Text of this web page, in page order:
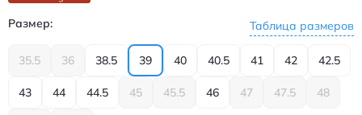
Размер: Таблица размеров
35.5 36 38.5 39 40 40.5 41 42 42.5
43 44 44.5 45 45.5 46 47 47.5 48